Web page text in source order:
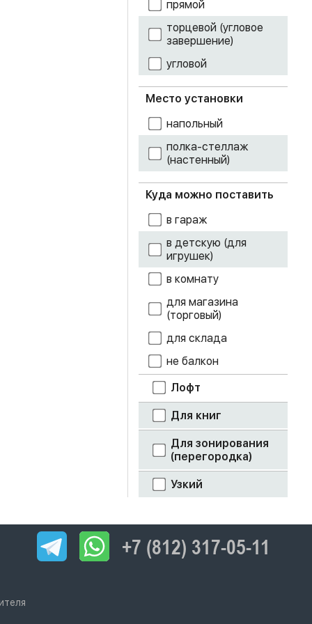
кашемир
лоредо
орех донской
патина серебро
серый
ясень светлый
ясень шимо
светлый
прямой
торцевой (угловое
завершение)
угловой
Место установки
напольный
полка-стеллаж
(настенный)
Куда можно поставить
в гараж
в детскую (для
игрушек)
в комнату
для магазина
(торговый)
для склада
не балкон
Лофт
Для книг
Для зонирования
(перегородка)
Узкий
+7 (812) 317-05-11